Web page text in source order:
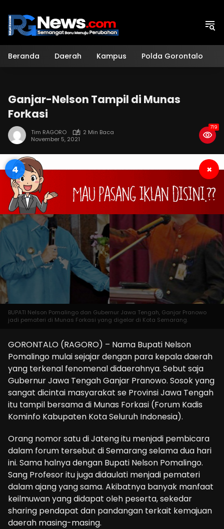
konten
Beranda Daerah Kampus Polda Gorontalo
Ganjar-Nelson Tampil di Munas
Forkasi
Tim RAGORO
2 Min Baca
November 5, 2021
719
3 ×
BUPATI Nelson Pomalingo dan Gubernur Jawa Tengah, Ganjar Pranowo
jadi pemateri di Munas Forkasi yang digelar di Kota Semarang.
GORONTALO (RAGORO) – Nama Bupati Nelson
Pomalingo mulai sejajar dengan para kepala daerah
yang terkenal fenomenal didaerahnya. Sebut saja
Gubernur Jawa Tengah Ganjar Pranowo. Sosok yang
sangat dicintai masyarakat se Provinsi Jawa Tengah
itu tampil bersama di Munas Forkasi (Forum Kadis
Kominfo Kabupaten Kota Seluruh Indonesia).
Orang nomor satu di Jateng itu menjadi pembicara
dalam forum tersebut di Semarang selama dua hari
ini. Sama halnya dengan Bupati Nelson Pomalingo.
Sang Profesor itu juga didaulati menjadi pemateri
dalam ajang yang sama. Akibatnya banyak manfaat
keilmuwan yang didapat oleh peserta, sekedar
sharing pendapat dan pandangan terkait kemajuan
daerah masing-masing.